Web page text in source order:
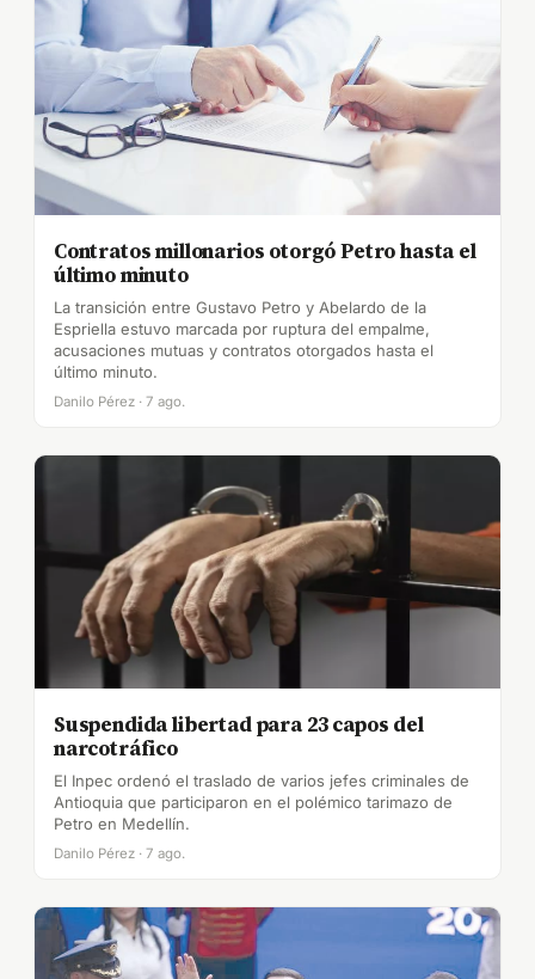
Contratos millonarios otorgó Petro hasta el
último minuto
La transición entre Gustavo Petro y Abelardo de la
Espriella estuvo marcada por ruptura del empalme,
acusaciones mutuas y contratos otorgados hasta el
último minuto.
Danilo Pérez · 7 ago.
Suspendida libertad para 23 capos del
narcotráfico
El Inpec ordenó el traslado de varios jefes criminales de
Antioquia que participaron en el polémico tarimazo de
Petro en Medellín.
Danilo Pérez · 7 ago.